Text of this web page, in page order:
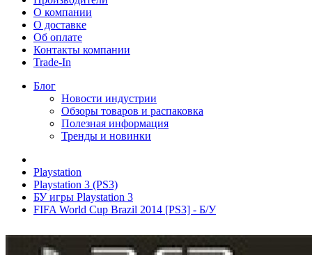
О компании
О доставке
Об оплате
Контакты компании
Trade-In
Блог
Новости индустрии
Обзоры товаров и распаковка
Полезная информация
Тренды и новинки
Playstation
Playstation 3 (PS3)
БУ игры Playstation 3
FIFA World Cup Brazil 2014 [PS3] - Б/У